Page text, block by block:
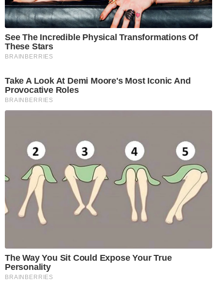
See The Incredible Physical Transformations Of
These Stars
BRAINBERRIES
Take A Look At Demi Moore's Most Iconic And
Provocative Roles
BRAINBERRIES
The Way You Sit Could Expose Your True
Personality
BRAINBERRIES